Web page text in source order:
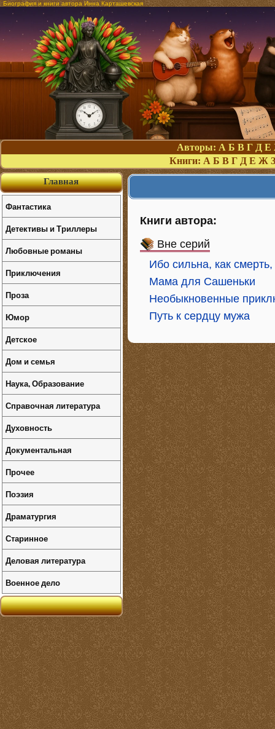
Биография и книги автора Инна Карташевская
Авторы: А Б В Г Д Е
Книги: А Б В Г Д Е Ж З
Книги автора:
Вне серий
Ибо сильна, как
Мама для Сашеньки
Необыкновенные
Путь к сердцу мужа
Главная
Фантастика
Детективы и Триллеры
Любовные романы
Приключения
Проза
Юмор
Детское
Дом и семья
Наука, Образование
Справочная литература
Духовность
Документальная
Прочее
Поэзия
Драматургия
Старинное
Деловая литература
Военное дело